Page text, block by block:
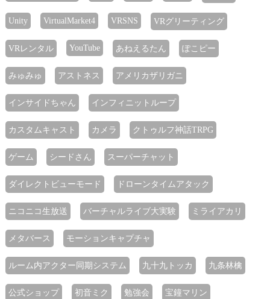
Unity VirtualMarket4 VRSNS VRグリーティング
VRレンタル YouTube あねえるたん ぽこピー
みゅみゅ アストネス アメリカザリガニ
インサイドちゃん インフィニットループ
カスタムキャスト カメラ クトゥルフ神話TRPG
ゲーム シードさん スーパーチャット
ダイレクトビューモード ドローンタイムアタック
ニコニコ生放送 バーチャルライブ大実験 ミライアカリ
メタバース モーションキャプチャ
ルーム内アクター同期システム 九十九トッカ 九条林檎
公式ショップ 初音ミク 勉強会 宝鐘マリン